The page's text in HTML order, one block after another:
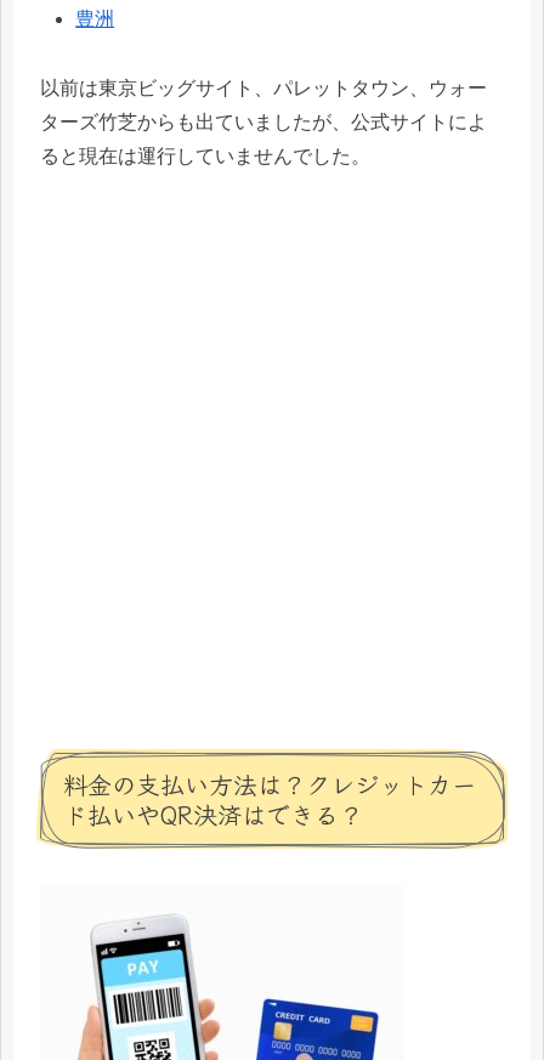
豊洲
以前は東京ビッグサイト、パレットタウン、ウォー
ターズ竹芝からも出ていましたが、公式サイトによ
ると現在は運行していませんでした。
料金の支払い方法は？クレジットカー
ド払いやQR決済はできる？